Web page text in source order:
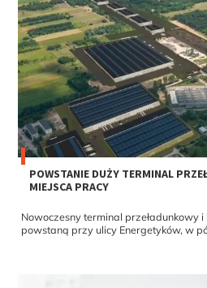
POWSTANIE DUŻY TERMINAL
MIEJSCA PRACY
Nowoczesny terminal przeładunkowy
powstaną przy ulicy Energetyków, w